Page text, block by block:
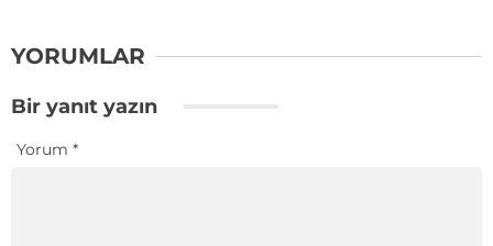
YORUMLAR
Bir yanıt yazın
Yorum *